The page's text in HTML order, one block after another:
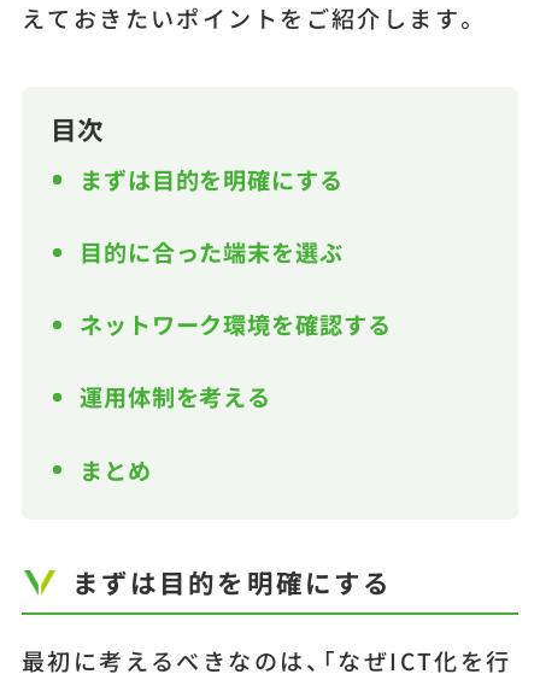
えておきたいポイントをご紹介します。
目次
まずは目的を明確にする
目的に合った端末を選ぶ
ネットワーク環境を確認する
運用体制を考える
まとめ
まずは目的を明確にする
最初に考えるべきなのは、「なぜICT化を行